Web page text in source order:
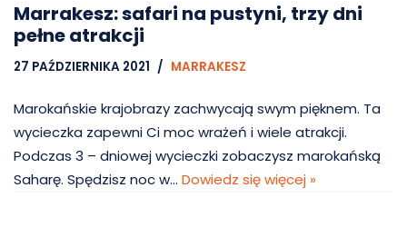
Marrakesz: safari na pustyni, trzy dni
pełne atrakcji
27 PAŹDZIERNIKA 2021 MARRAKESZ
Marokańskie krajobrazy zachwycają swym pięknem. Ta
wycieczka zapewni Ci moc wrażeń i wiele atrakcji.
Podczas 3 – dniowej wycieczki zobaczysz marokańską
Saharę. Spędzisz noc w… Dowiedz się więcej »